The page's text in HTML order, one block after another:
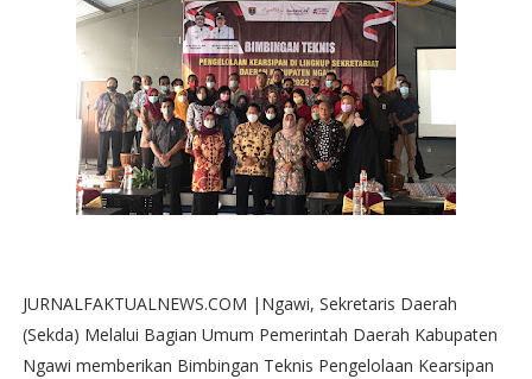
JURNALFAKTUALNEWS.COM |Ngawi, Sekretaris Daerah
(Sekda) Melalui Bagian Umum Pemerintah Daerah Kabupaten
Ngawi memberikan Bimbingan Teknis Pengelolaan Kearsipan